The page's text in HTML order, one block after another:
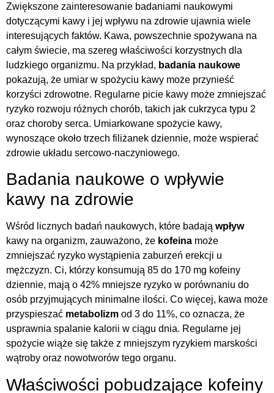
Zwiększone zainteresowanie badaniami naukowymi
dotyczącymi kawy i jej wpływu na zdrowie ujawnia wiele
interesujących faktów. Kawa, powszechnie spożywana na
całym świecie, ma szereg właściwości korzystnych dla
ludzkiego organizmu. Na przykład, badania naukowe
pokazują, że umiar w spożyciu kawy może przynieść
korzyści zdrowotne. Regularne picie kawy może zmniejszać
ryzyko rozwoju różnych chorób, takich jak cukrzyca typu 2
oraz choroby serca. Umiarkowane spożycie kawy,
wynoszące około trzech filiżanek dziennie, może wspierać
zdrowie układu sercowo-naczyniowego.
Badania naukowe o wpływie
kawy na zdrowie
Wśród licznych badań naukowych, które badają wpływ
kawy na organizm, zauważono, że kofeina może
zmniejszać ryzyko wystąpienia zaburzeń erekcji u
mężczyzn. Ci, którzy konsumują 85 do 170 mg kofeiny
dziennie, mają o 42% mniejsze ryzyko w porównaniu do
osób przyjmujących minimalne ilości. Co więcej, kawa może
przyspieszać metabolizm od 3 do 11%, co oznacza, że
usprawnia spalanie kalorii w ciągu dnia. Regularne jej
spożycie wiąże się także z mniejszym ryzykiem marskości
wątroby oraz nowotworów tego organu.
Właściwości pobudzające kofeiny